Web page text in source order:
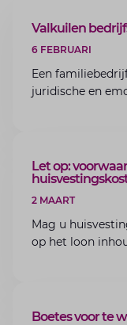
ARTIKEL
Valkuilen
6 FEBRUARI
Een
juridische en
ARTIKEL
Let op:
2 MAART
Mag u
op het loon
ARTIKEL
Boetes voor te